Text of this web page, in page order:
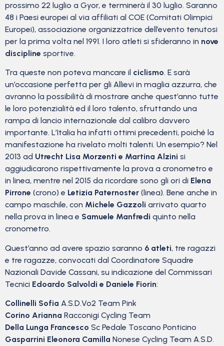
prossimo 22 luglio a Gyor, e terminerà il 30 luglio. Saranno
48 i Paesi europei al via affiliati al COE (Comitati Olimpici
Europei), associazione organizzatrice dell’evento tenutosi
per la prima volta nel 1991. I loro atleti si sfideranno in nove
discipline sportive.
Tra queste non poteva mancare il ciclismo. E sarà
un’occasione perfetta per gli Allievi in maglia azzurra, che
avranno la possibilità di mostrare anche quest’anno tutte
le loro potenzialità ed il loro talento, sfruttando una
rampa di lancio internazionale dal calibro davvero
importante. L’Italia ha infatti ottimi precedenti, poiché la
manifestazione ha rivelato molti talenti. Un esempio? Nel
2013 ad Utrecht Lisa Morzenti e Martina Alzini si
aggiudicarono rispettivamente la prova a cronometro e
in linea, mentre nel 2015 da ricordare sono gli ori di Elena
Pirrone (crono) e Letizia Paternoster (linea). Bene anche in
campo maschile, con Michele Gazzoli arrivato quarto
nella prova in linea e Samuele Manfredi quinto nella
cronometro.
Quest’anno ad avere spazio saranno 6 atleti, tre ragazzi
e tre ragazze, convocati dal Coordinatore Squadre
Nazionali Davide Cassani, su indicazione del Commissari
Tecnici Edoardo Salvoldi e Daniele Fiorin:
Collinelli Sofia A.S.D.Vo2 Team Pink
Corino Arianna Racconigi Cycling Team
Della Lunga Francesco Sc Pedale Toscano Ponticino
Gasparrini Eleonora Camilla Nonese Cycling Team A.S.D.